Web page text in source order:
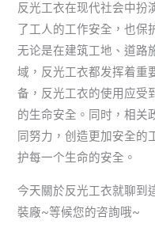
反光工衣在现代社会中扮
了工人的工作安全，也保
无论是在建筑工地、道路
域，反光工衣都发挥着重
备，反光工衣的使用应受
的生命安全。同时，相关
同努力，创造更加安全的
护每一个生命的安全。
今天關於反光工衣就聊到
裝廠~等候您的咨詢哦~